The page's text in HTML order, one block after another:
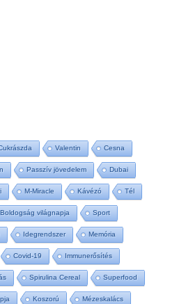
Valentin Cesna
Passzív jövedelem Dubai
M-Miracle Kávézó Tél
Boldogság világnapja Sport
Idegrendszer Memória
Covid-19 Immunerősítés
Spirulina Cereal Superfood
Koszorú Mézeskalács